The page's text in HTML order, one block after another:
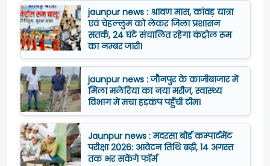
jaunpur news : श्रावण मास, कांवड़ यात्रा
एवं चेहल्लुम को लेकर जिला प्रशासन
सतर्क, 24 घंटे संचालित रहेगा कंट्रोल रूम
का नम्बर जारी।
jaunpur news : जौनपुर के काजीबाजार में
मिला मलेरिया का नया मरीज, स्वास्थ्य
विभाग में मचा हड़कंप पहुँची टीम।
Jaunpur news : मदरसा बोर्ड कम्पार्टमेंट
परीक्षा 2026: आवेदन तिथि बढ़ी, 14 अगस्त
तक भर सकेंगे फॉर्म